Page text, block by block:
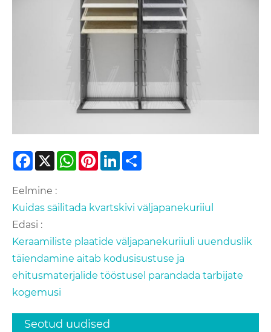
Facebook
X WhatsApp
PinterestLinkedIn
Eelmine :
Kuidas säilitada kvartskivi väljapanekuriiul
Edasi :
Keraamiliste plaatide väljapanekuriiuli uuenduslik
täiendamine aitab kodusisustuse ja
ehitusmaterjalide tööstusel parandada tarbijate
kogemusi
Seotud uudised